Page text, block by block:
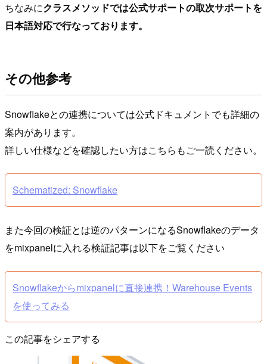
ちなみにクラスメソッドでは公式サポートの取次サポートを
日本語対応で行なっております。
その他参考
Snowflakeとの連携については公式ドキュメントでも詳細の
案内があります。
詳しい仕様などを確認したい方はこちらもご一読ください。
Schematized: Snowflake
また今回の検証とは逆のパターンになるSnowflakeのデータ
をmixpanelに入れる検証記事は以下をご覧ください
Snowflakeからmixpanelに直接連携！Warehouse Events
を使ってみる
この記事をシェアする